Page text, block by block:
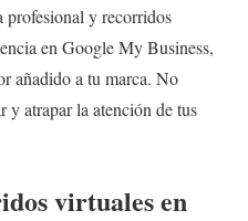
profesional y recorridos
en Google My Business,
añadido a tu marca. No
y atrapar la atención de tus
virtuales en